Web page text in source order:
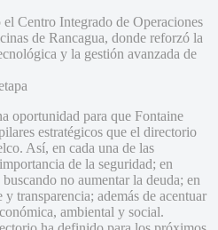
Centro Integrado de Operaciones
de Rancagua, donde reforzó la
y la gestión avanzada de
oportunidad para que Fontaine
estratégicos que el directorio
Así, en cada una de las
de la seguridad; en
no aumentar la deuda; en
transparencia; además de acentuar
ambiental y social.